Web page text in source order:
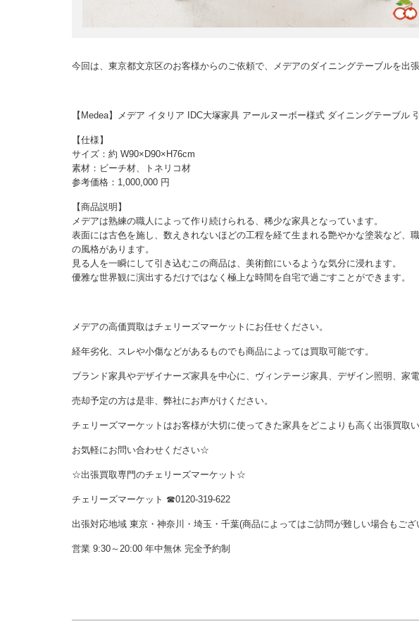
今回は、東京都文京区のお客様からのご依頼で、メデアのダイニングテーブルを出張
【Medea】メデア イタリア IDC大塚家具 アールヌーボー様式 ダイニングテーブル
【仕様】
サイズ：約 W90×D90×H76cm
素材：ビーチ材、トネリコ材
参考価格：1,000,000 円
【商品説明】
メデアは熟練の職人によって作り続けられる、稀少な家具となっています。
表面には古色を施し、数えきれないほどの工程を経て生まれる艶やかな塗装など、
の風格があります。
見る人を一瞬にして引き込むこの商品は、美術館にいるような気分に浸れます。
優雅な世界観に演出するだけではなく極上な時間を自宅で過ごすことができます。
メデアの高価買取はチェリーズマーケットにお任せください。
経年劣化、スレや小傷などがあるものでも商品によっては買取可能です。
ブランド家具やデザイナーズ家具を中心に、ヴィンテージ家具、デザイン照明、家
売却予定の方は是非、弊社にお声がけください。
チェリーズマーケットはお客様が大切に使ってきた家具をどこよりも高く出張買取い
お気軽にお問い合わせください☆
☆出張買取専門のチェリーズマーケット☆
チェリーズマーケット ☎︎0120-319-622
出張対応地域 東京・神奈川・埼玉・千葉(商品によってはご訪問が難しい場合もござ
営業 9:30～20:00 年中無休 完全予約制